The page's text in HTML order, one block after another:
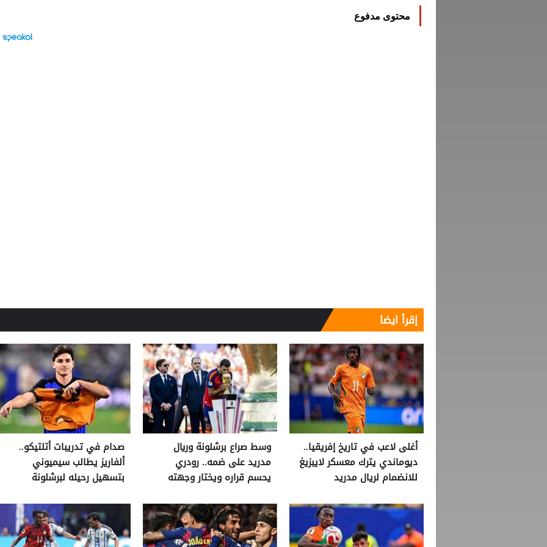
محتوى مدفوع
إقرأ ايضا
أغلى لاعب في تاريخ إفريقيا..
ديوماندي يترك معسكر لايبزيغ
للانضمام لريال مدريد
وسط صراع برشلونة وريال
مدريد على ضمه.. رودري
يحسم قراره ويختار وجهته
صدام في تدريبات أتلتيكو..
ألفاريز يطالب سيميوني
بتسهيل رحيله لبرشلونة